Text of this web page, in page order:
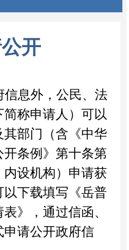
开
信息外，公民、法
称申请人）可以
其部门（含《中华
条例》第十条第
设机构）申请获
以下载填写《岳普
》，通过信函、
请公开政府信